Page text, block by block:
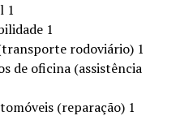
1
1
rodoviário) 1
de oficina (assistência
(reparação) 1